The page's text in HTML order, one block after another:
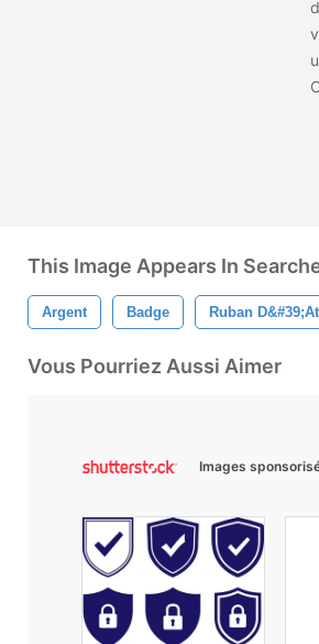
This Image Appears In
Argent Badge Ruban
Vous Pourriez Aussi Aimer
Images